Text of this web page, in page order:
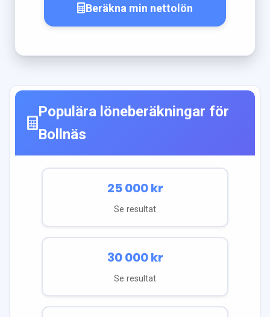
Beräkna min nettolön
Populära löneberäkningar för
Bollnäs
25 000kr
Se resultat
30 000kr
Se resultat